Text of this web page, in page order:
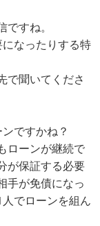
すね。
なったりする特
で聞いてくださ
ですかね？
ローンが継続で
が保証する必要
手が免債になっ
でローンを組ん